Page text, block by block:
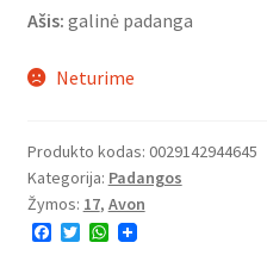
Ašis: galinė padanga
Neturime
Produkto kodas: 0029142944645
Kategorija: Padangos
Žymos: 17, Avon
F
T
W